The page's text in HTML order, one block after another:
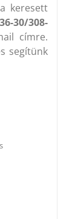
keresett
30/308-
címre.
segítünk